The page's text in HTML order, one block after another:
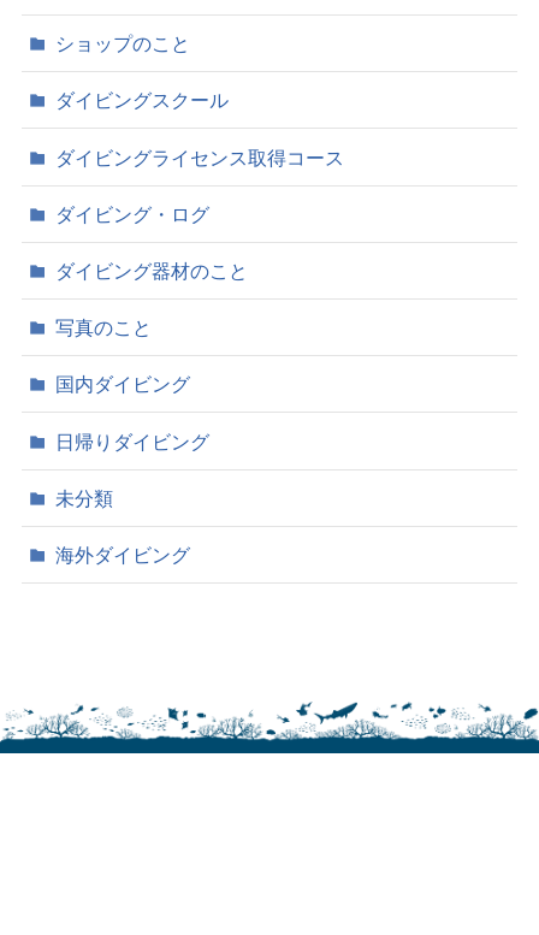
ショップのこと
ダイビングスクール
ダイビングライセンス取得コース
ダイビング・ログ
ダイビング器材のこと
写真のこと
国内ダイビング
日帰りダイビング
未分類
海外ダイビング